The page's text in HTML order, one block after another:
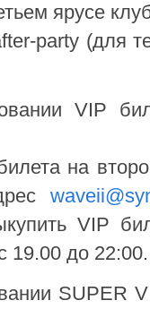
ярусе
party (для
VIP
на
VIP
19.00 до 22:00.
SUPER